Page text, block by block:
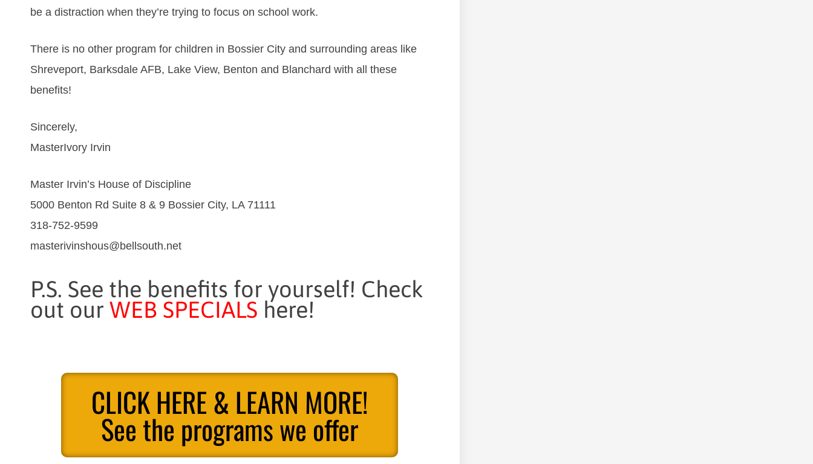
bе а dіѕtrасtіоn whеn thеу’rе trуіng tо fосuѕ оn ѕсhооl wоrk.
There is no other program for children in Bossier City and surrounding areas like
Shreveport, Barksdale AFB, Lake View, Benton and Blanchard with all these
benefits!
Sincerely,
MasterIvory Irvin
Master Irvin’s House of Discipline
5000 Benton Rd Suite 8 & 9 Bossier City, LA 71111
318-752-9599
masterivinshous@bellsouth.net
P.S. See the benefits for yourself! Check
out our WEB SPECIALS here!
CLICK HERE & LEARN MORE!
See the programs we offer